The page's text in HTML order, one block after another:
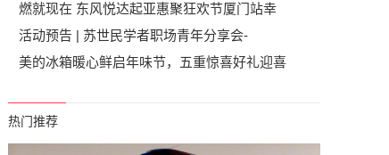
燃就现在 东风悦达起亚惠聚狂欢节厦门站幸
活动预告 | 苏世民学者职场青年分享会-
美的冰箱暖心鲜启年味节，五重惊喜好礼迎喜
热门推荐